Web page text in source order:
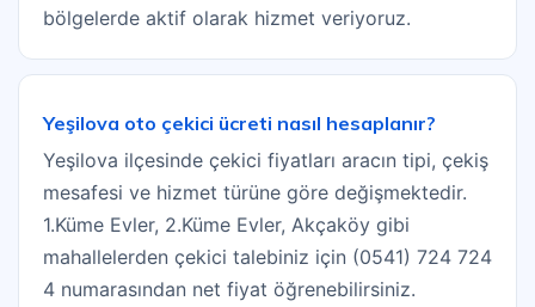
bölgelerde aktif olarak hizmet veriyoruz.
Yeşilova oto çekici ücreti nasıl hesaplanır?
Yeşilova ilçesinde çekici fiyatları aracın tipi, çekiş
mesafesi ve hizmet türüne göre değişmektedir.
1.Küme Evler, 2.Küme Evler, Akçaköy gibi
mahallelerden çekici talebiniz için (0541) 724 724
4 numarasından net fiyat öğrenebilirsiniz.